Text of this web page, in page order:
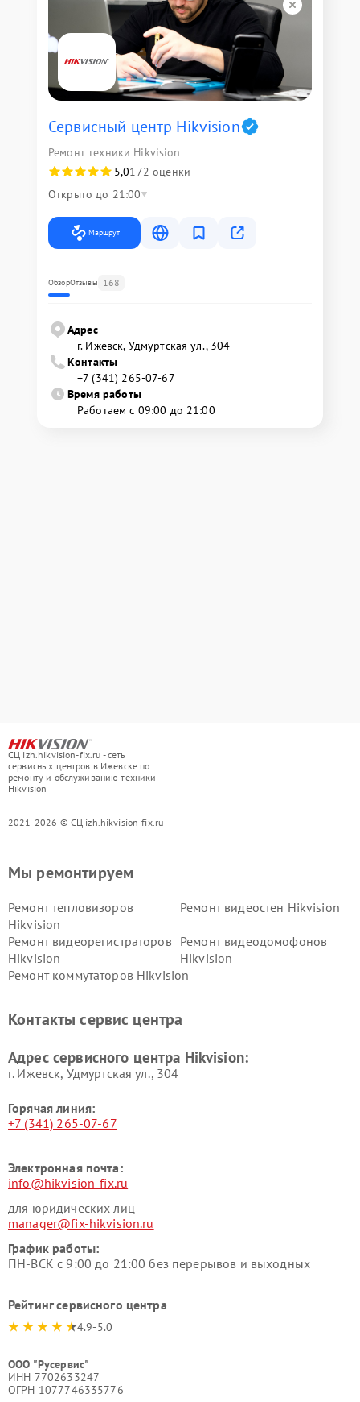
Сервисный центр Hikvision
Ремонт техники Hikvision
5,0172 оценки
Открыто до 21:00
Маршрут
ОбзорОтзывы 168
Адрес
г. Ижевск, Удмуртская ул., 304
Контакты
+7 (341) 265-07-67
Время работы
Работаем с 09:00 до 21:00
СЦ izh.hikvision-fix.ru - сеть
сервисных центров в Ижевске по
ремонту и обслуживанию техники
Hikvision
2021-2026 © СЦ izh.hikvision-fix.ru
Мы ремонтируем
Ремонт тепловизоров
Hikvision
Ремонт видеостен Hikvision
Ремонт видеорегистраторов
Hikvision
Ремонт видеодомофонов
Hikvision
Ремонт коммутаторов Hikvision
Контакты сервис центра
Адрес сервисного центра Hikvision:
г. Ижевск, Удмуртская ул., 304
Горячая линия:
+7 (341) 265-07-67
Электронная почта:
info@hikvision-fix.ru
для юридических лиц
manager@fix-hikvision.ru
График работы:
ПН-ВСК с 9:00 до 21:00 без перерывов и выходных
Рейтинг сервисного центра
4.9-5.0
ООО "Русервис"
ИНН 7702633247
ОГРН 1077746335776